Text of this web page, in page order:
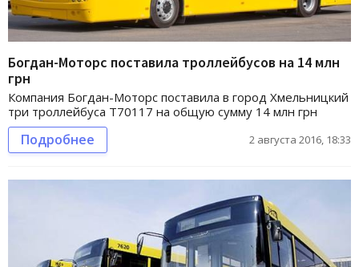
Богдан-Моторс поставила троллейбусов на 14 млн
грн
Компания Богдан-Моторс поставила в город Хмельницкий
три троллейбуса Т70117 на общую сумму 14 млн грн
Подробнее 2 августа 2016, 18:33